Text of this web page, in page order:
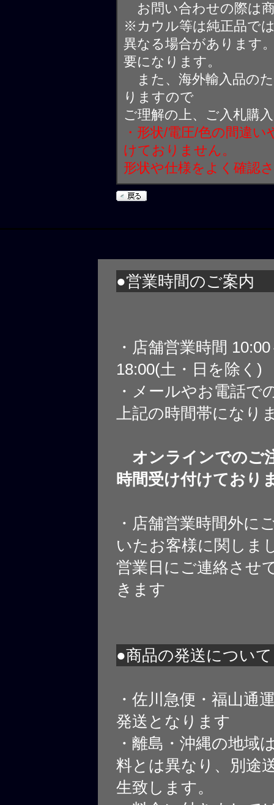
お問い合わせの際は
※カウル等は純正品で
異なる場合があります
要になります。
また、海外輸入品の
りますので
ご理解の上、ご入札購
・形状/電圧/色の間違
けておりません。
形状や仕様をよく確認
●営業時間のご案内
・店舗営業時間
18:00(土・日を除く)
・メールやお電話で
上記の時間帯になり
オンラインでのご
時間受け付けており
・店舗営業時間外に
いたお客様に関しま
営業日にご連絡させ
きます
●商品の発送について
・佐川急便・福山通
発送となります
・離島・沖縄の地域
料とは異なり、別途
生致します。